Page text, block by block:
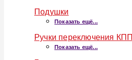
Подушки
Показать ещё...
Ручки переключения КПП
Показать ещё...